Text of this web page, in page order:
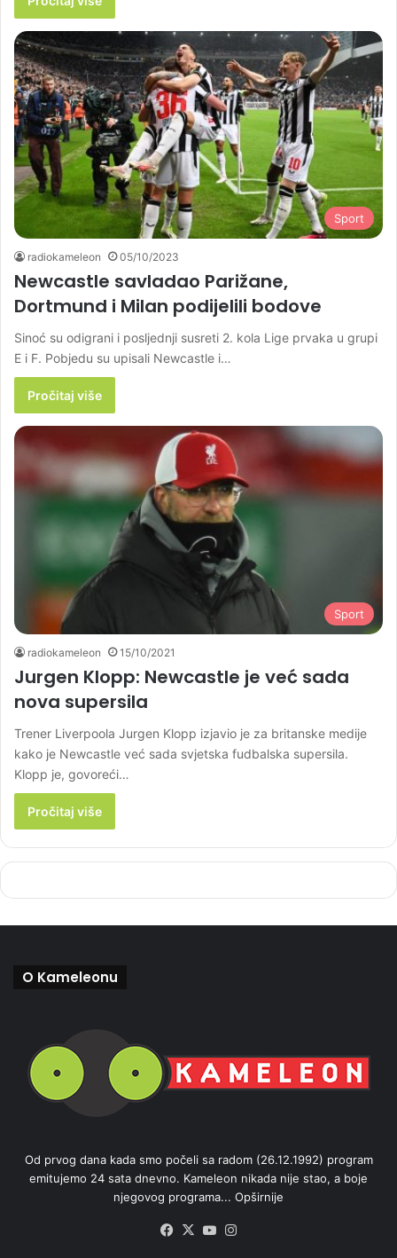
Sport
radiokameleon 05/10/2023
Newcastle savladao Parižane,
Dortmund i Milan podijelili bodove
Sinoć su odigrani i posljednji susreti 2. kola Lige prvaka u grupi
E i F. Pobjedu su upisali Newcastle i…
Pročitaj više
Sport
radiokameleon 15/10/2021
Jurgen Klopp: Newcastle je već sada
nova supersila
Trener Liverpoola Jurgen Klopp izjavio je za britanske medije
kako je Newcastle već sada svjetska fudbalska supersila.
Klopp je, govoreći…
Pročitaj više
O Kameleonu
Od prvog dana kada smo počeli sa radom (26.12.1992) program
emitujemo 24 sata dnevno. Kameleon nikada nije stao, a boje
njegovog programa... Opširnije
Facebook
X YouTube